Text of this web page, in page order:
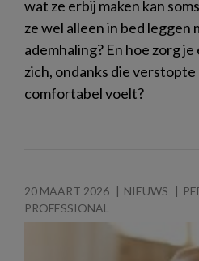
wat ze erbij maken kan
ze wel alleen in bed
ademhaling? En hoe zorg
zich, ondanks die verstopte
comfortabel voelt?
20 MAART 2026 NIEUWS
PROFESSIONAL